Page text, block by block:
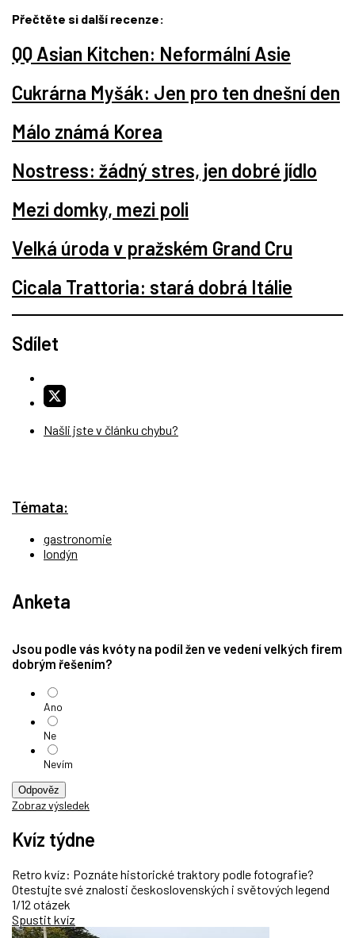
Přečtěte si další recenze:
QQ Asian Kitchen: Neformální Asie
Cukrárna Myšák: Jen pro ten dnešní den
Málo známá Korea
Nostress: žádný stres, jen dobré jídlo
Mezi domky, mezi poli
Velká úroda v pražském Grand Cru
Cicala Trattoria: stará dobrá Itálie
Sdílet
Našli jste v článku chybu?
Témata:
gastronomie
londýn
Anketa
Jsou podle vás kvóty na podíl žen ve vedení velkých firem
dobrým řešením?
Ano
Ne
Nevím
Odpověz
Zobraz výsledek
Kvíz týdne
Retro kvíz: Poznáte historické traktory podle fotografie?
Otestujte své znalosti československých i světových legend
1/12 otázek
Spustit kvíz